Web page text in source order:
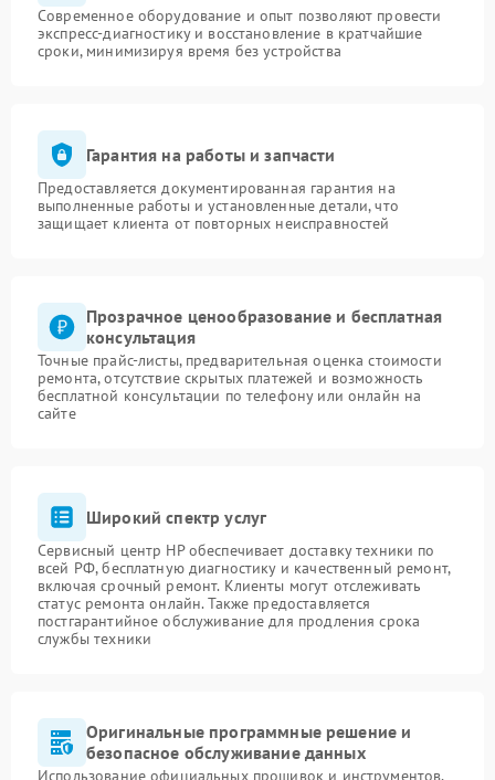
Современное оборудование и опыт позволяют провести
экспресс-диагностику и восстановление в кратчайшие
сроки, минимизируя время без устройства
Гарантия на работы и запчасти
Предоставляется документированная гарантия на
выполненные работы и установленные детали, что
защищает клиента от повторных неисправностей
Прозрачное ценообразование и бесплатная
консультация
Точные прайс-листы, предварительная оценка стоимости
ремонта, отсутствие скрытых платежей и возможность
бесплатной консультации по телефону или онлайн на
сайте
Широкий спектр услуг
Сервисный центр HP обеспечивает доставку техники по
всей РФ, бесплатную диагностику и качественный ремонт,
включая срочный ремонт. Клиенты могут отслеживать
статус ремонта онлайн. Также предоставляется
постгарантийное обслуживание для продления срока
службы техники
Оригинальные программные решение и
безопасное обслуживание данных
Использование официальных прошивок и инструментов,